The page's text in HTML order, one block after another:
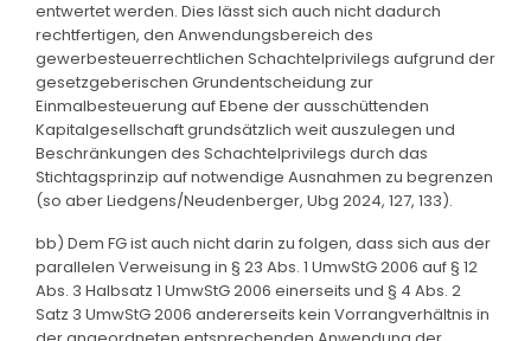
entwertet werden. Dies lässt sich auch nicht dadurch
rechtfertigen, den Anwendungsbereich des
gewerbesteuerrechtlichen Schachtelprivilegs aufgrund der
gesetzgeberischen Grundentscheidung zur
Einmalbesteuerung auf Ebene der ausschüttenden
Kapitalgesellschaft grundsätzlich weit auszulegen und
Beschränkungen des Schachtelprivilegs durch das
Stichtagsprinzip auf notwendige Ausnahmen zu begrenzen
(so aber Liedgens/Neudenberger, Ubg 2024, 127, 133).
bb) Dem FG ist auch nicht darin zu folgen, dass sich aus der
parallelen Verweisung in § 23 Abs. 1 UmwStG 2006 auf § 12
Abs. 3 Halbsatz 1 UmwStG 2006 einerseits und § 4 Abs. 2
Satz 3 UmwStG 2006 andererseits kein Vorrangverhältnis in